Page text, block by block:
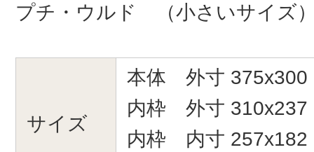
プチ・ウルド （小さいサイズ
サイズ
本体 外寸 375x300
内枠 外寸 310x237
内枠 内寸 257x182